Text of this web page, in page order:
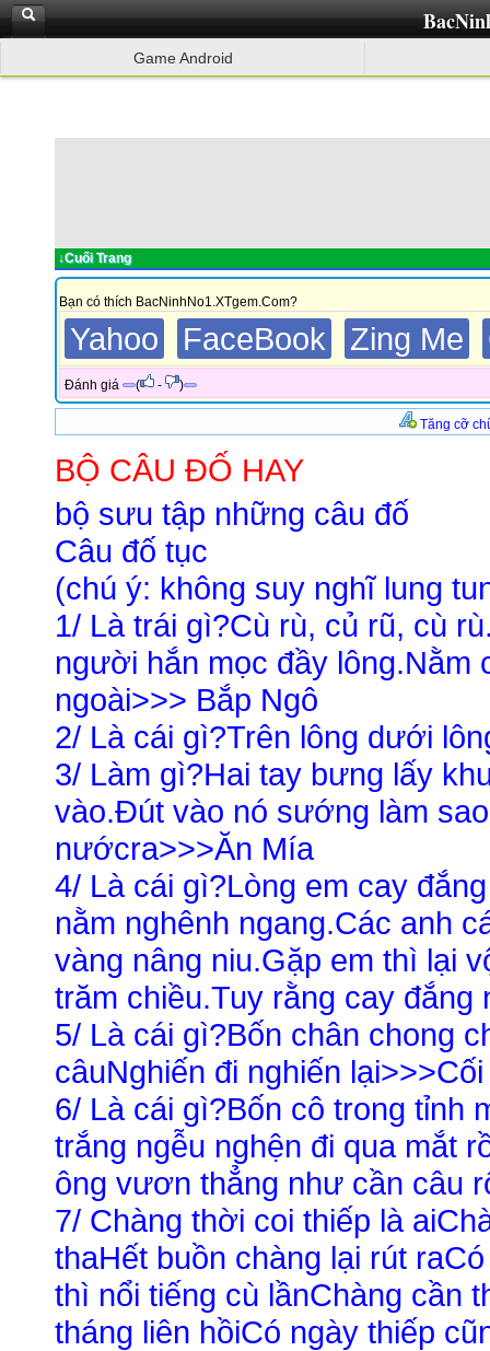
Game Android
↓Cuối Trang
Bạn có thích BacNinhNo1.XTgem.Com?
Yahoo FaceBook Zing Me
Đánh giá ( - )
Tăng cỡ
BỘ CÂU ĐỐ HAY
bộ sưu tập những câu đố
Câu đố tục
(chú ý: không suy nghĩ lung
1/ Là trái gì?Cù rù, củ rũ, cù
người hắn mọc đầy lông.Nằm
ngoài>>> Bắp Ngô
2/ Là cái gì?Trên lông dưới
3/ Làm gì?Hai tay bưng lấy
vào.Đút vào nó sướng làm
nướcra>>>Ăn Mía
4/ Là cái gì?Lòng em cay
nằm nghênh ngang.Các anh
vàng nâng niu.Gặp em thì lại
trăm chiều.Tuy rằng cay
5/ Là cái gì?Bốn chân chong
câuNghiến đi nghiến
6/ Là cái gì?Bốn cô trong tỉnh
trắng ngễu nghện đi qua mắt
ông vươn thẳng như cần câu
7/ Chàng thời coi thiếp là
thaHết buồn chàng lại rút
thì nổi tiếng cù lầnChàng cần
tháng liên hồiCó ngày thiếp